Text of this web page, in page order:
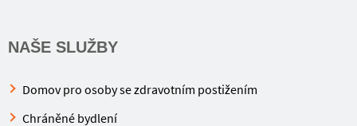
NAŠE SLUŽBY
Domov pro osoby se zdravotním postižením
Chráněné bydlení